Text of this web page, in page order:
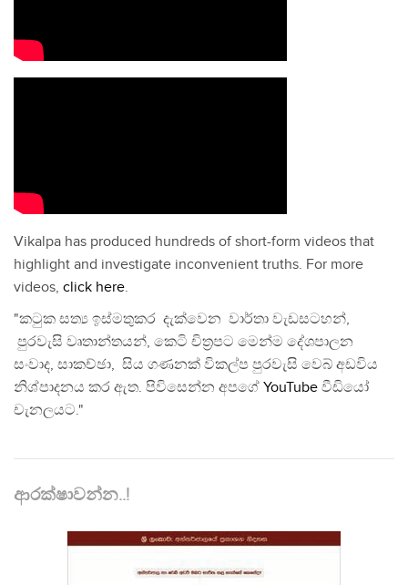
Vikalpa has produced hundreds of short-form videos that
highlight and investigate inconvenient truths. For more
videos, click here.
"කටුක සත්‍ය ඉස්මතුකර දැක්වෙන වාර්තා වැඩසටහන්,
පුරවැසි වෘතාන්තයන්, කෙටි චිත්‍රපට මෙන්ම දේශපාලන
සංවාද, සාකච්ඡා, සිය ගණනක් විකල්ප පුරවැසි වෙබ් අඩවිය
නිශ්පාදනය කර ඇත. පිවිසෙන්න අපගේ YouTube වීඩියෝ
චැනලයට."
ආරක්ෂාවන්න..!